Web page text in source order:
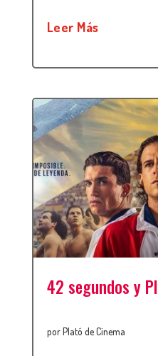
Leer Más
42 segundos y
porPlató de Cinema